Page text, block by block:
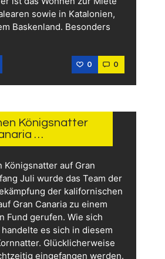
sowie in Katalonien,
Baskenland. Besonders
0 0
Königsnatter
…
Königsnatter auf Gran
Juli wurde das Team der
der kalifornischen
Gran Canaria zu einem
Fund gerufen. Wie sich
es sich in diesem
Glücklicherweise
eingefangen werden.